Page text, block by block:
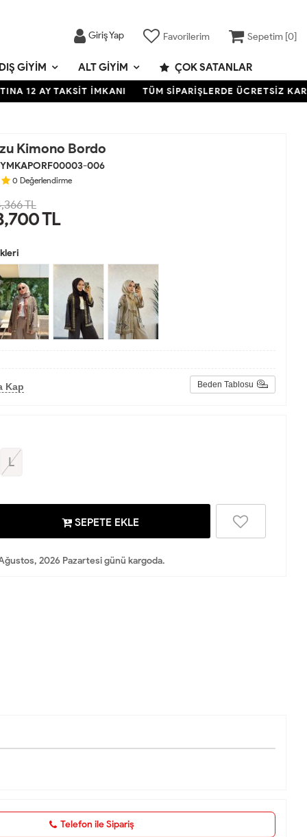
Giriş Yap Favorilerim Sepetim [0]
DIŞ GIYIM ALT GIYIM ÇOK SATANLAR
AY TAKSİT İMKANI TÜM SİPARİŞLERDE ÜCRETSİZ KARGO-
Kimono Bordo
006
0 Değerlendirme
TL
TL
Kap Beden Tablosu
L
SEPETE EKLE
2026 Pazartesi günü kargoda.
Telefon ile Sipariş